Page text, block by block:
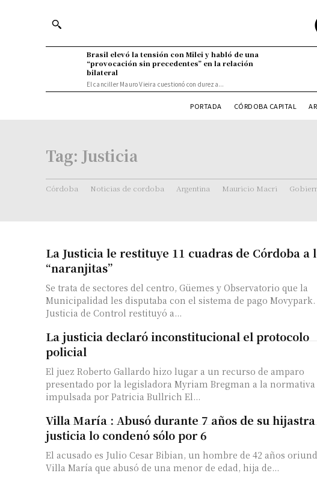
Brasil elevó la tensión con Milei y habló de una
“provocación sin precedentes” en la relación
bilateral
El canciller Mauro Vieira cuestionó con dureza...
PORTADA CÓRDOBA CAPITAL
Tag: Justicia
Córdoba Noticias de cordoba Argentina Mauricio Macri
La Justicia le restituye 11 cuadras de Córdoba a
“naranjitas”
Se trata de sectores del centro, Güemes y Observatorio que la
Municipalidad les disputaba con el sistema de pago Movypark.
Justicia de Control restituyó a...
La justicia declaró inconstitucional el protocolo
policial
El juez Roberto Gallardo hizo lugar a un recurso de amparo
presentado por la legisladora Myriam Bregman a la normativa
impulsada por Patricia Bullrich El...
Villa María : Abusó durante 7 años de su
justicia lo condenó sólo por 6
El acusado es Julio Cesar Bibian, un hombre de 42 años
Villa María que abusó de una menor de edad, hija de...